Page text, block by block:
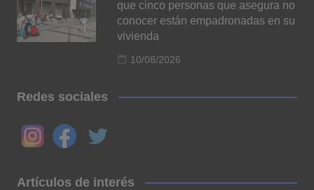
que cinco personas que asegura no
conocer están empadronadas en su
vivienda
10/08/2026
Redes sociales
Artículos de interés